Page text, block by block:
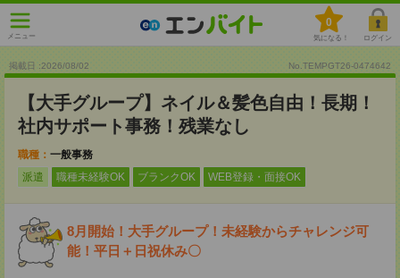
メニュー
0
気になる！ ログイン
掲載日 :2026/08/02 No.TEMPGT26-0474642
【大手グループ】ネイル＆髪色自由！長期！
社内サポート事務！残業なし
職種： 一般事務
派遣
職種未経験OK ブランクOK WEB登録・面接OK
8月開始！大手グループ！未経験からチャレンジ可
能！平日＋日祝休み〇